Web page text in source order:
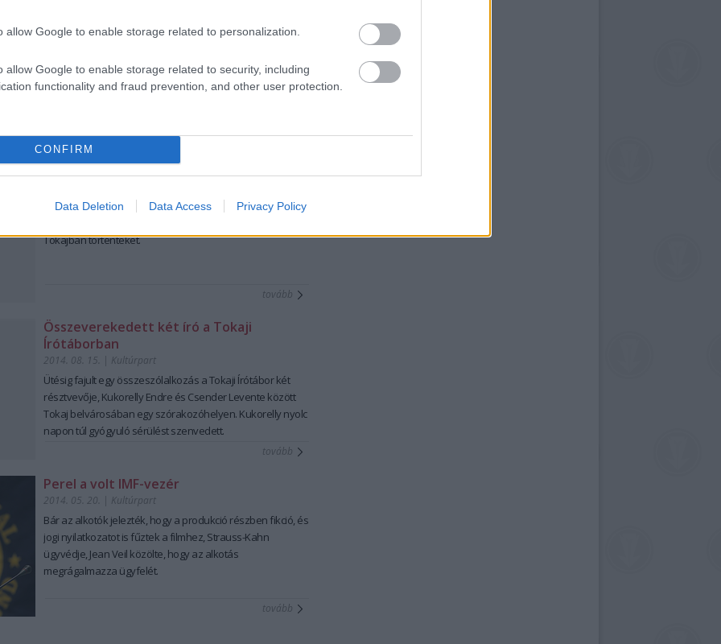
allow Google to enable storage related to personalization.
allow Google to enable storage related to security, including
functionality and fraud prevention, and other user protection.
CONFIRM
Data Deletion Data Access Privacy Policy
rendezőt
Visszavonta keresetétaz X-Men rendezőjét,Bryan Singert
szexuális zaklatássalvádoló férfi. A férfi szerdán nyújtotta
tovább
Bocsánatot kért Csender Levente
Csender Levente bocsánatot kért Kukorelly Endrétől,
Tokajban történteket.
tovább
Összeverekedett két író a Tokaji
Írótáborban
2014. 08. 15. | Kultúrpart
Ütésig fajultegy összeszólalkozás aTokaji Írótáborkét
résztvevője, Kukorelly Endre és Csender Levente között
Tokaj belvárosában egy szórakozóhelyen. Kukorelly nyolc
napon túl gyógyuló sérülést szenvedett.
tovább
Perel a volt IMF-vezér
2014. 05. 20. | Kultúrpart
Bár az alkotók jelezték, hogy a produkció részben fikció, és
jogi nyilatkozatot is fűztek a filmhez, Strauss-Kahn
ügyvédje, Jean Veil közölte, hogy az alkotás
megrágalmazza ügyfelét.
tovább